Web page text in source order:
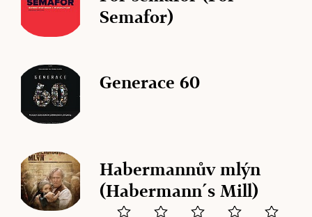
Semafor)
Generace 60
Habermannův mlýn
(Habermann´s Mill)